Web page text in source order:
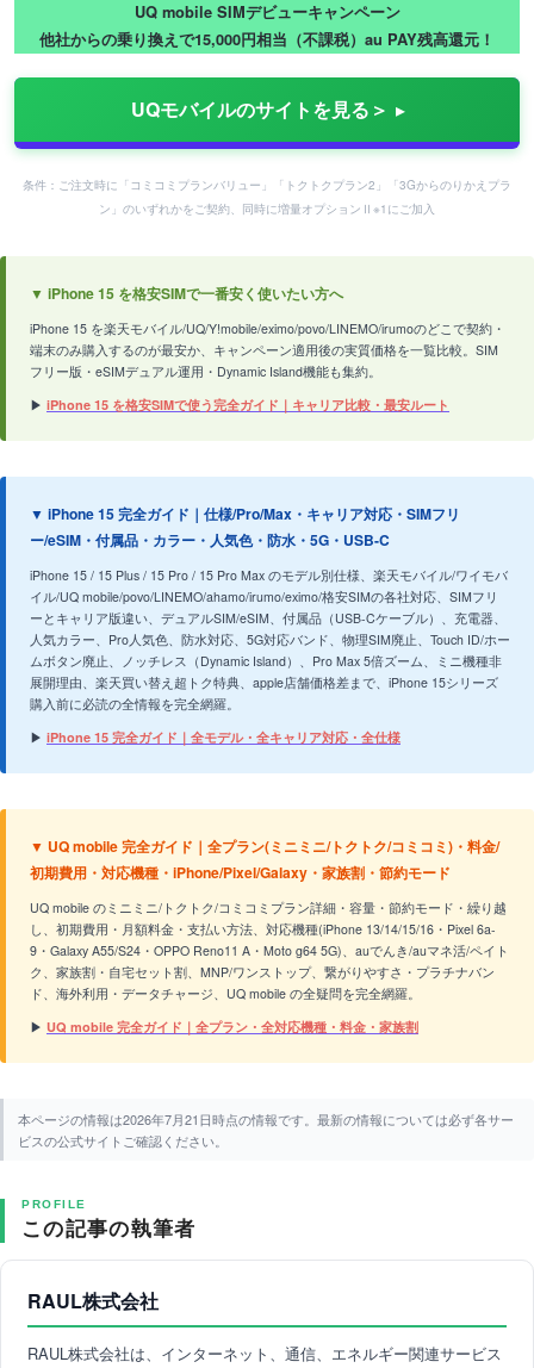
UQ mobile SIMデビューキャンペーン
他社からの乗り換えで15,000円相当（不課税）au PAY残高還元！
UQモバイルのサイトを見る＞
条件：ご注文時に「コミコミプランバリュー」「トクトクプラン2」「3Gからのりかえプラ
ン」のいずれかをご契約、同時に増量オプションⅡ※1にご加入
▼ iPhone 15 を格安SIMで一番安く使いたい方へ
iPhone 15 を楽天モバイル/UQ/Y!mobile/eximo/povo/LINEMO/irumoのどこで契約・
端末のみ購入するのが最安か、キャンペーン適用後の実質価格を一覧比較。SIM
フリー版・eSIMデュアル運用・Dynamic Island機能も集約。
▶ iPhone 15 を格安SIMで使う完全ガイド｜キャリア比較・最安ルート
▼ iPhone 15 完全ガイド｜仕様/Pro/Max・キャリア対応・SIMフリ
ー/eSIM・付属品・カラー・人気色・防水・5G・USB-C
iPhone 15 / 15 Plus / 15 Pro / 15 Pro Max のモデル別仕様、楽天モバイル/ワイモバ
イル/UQ mobile/povo/LINEMO/ahamo/irumo/eximo/格安SIMの各社対応、SIMフリ
ーとキャリア版違い、デュアルSIM/eSIM、付属品（USB-Cケーブル）、充電器、
人気カラー、Pro人気色、防水対応、5G対応バンド、物理SIM廃止、Touch ID/ホー
ムボタン廃止、ノッチレス（Dynamic Island）、Pro Max 5倍ズーム、ミニ機種非
展開理由、楽天買い替え超トク特典、apple店舗価格差まで、iPhone 15シリーズ
購入前に必読の全情報を完全網羅。
▶ iPhone 15 完全ガイド｜全モデル・全キャリア対応・全仕様
▼ UQ mobile 完全ガイド｜全プラン(ミニミニ/トクトク/コミコミ)・料金/
初期費用・対応機種・iPhone/Pixel/Galaxy・家族割・節約モード
UQ mobile のミニミニ/トクトク/コミコミプラン詳細・容量・節約モード・繰り越
し、初期費用・月額料金・支払い方法、対応機種(iPhone 13/14/15/16・Pixel 6a-
9・Galaxy A55/S24・OPPO Reno11 A・Moto g64 5G)、auでんき/auマネ活/ペイト
ク、家族割・自宅セット割、MNP/ワンストップ、繋がりやすさ・プラチナバン
ド、海外利用・データチャージ、UQ mobile の全疑問を完全網羅。
▶ UQ mobile 完全ガイド｜全プラン・全対応機種・料金・家族割
本ページの情報は2026年7月21日時点の情報です。最新の情報については必ず各サー
ビスの公式サイトご確認ください。
PROFILE
この記事の執筆者
RAUL株式会社
RAUL株式会社は、インターネット、通信、エネルギー関連サービス